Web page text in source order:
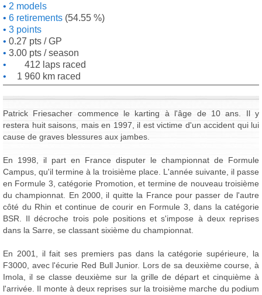
2 models
6 retirements (54.55 %)
3 points
0.27 pts / GP
3.00 pts / season
412 laps raced
1 960 km raced
Patrick Friesacher commence le karting à l'âge de 10 ans. Il y
restera huit saisons, mais en 1997, il est victime d'un accident qui lui
cause de graves blessures aux jambes.
En 1998, il part en France disputer le championnat de Formule
Campus, qu'il termine à la troisième place. L'année suivante, il passe
en Formule 3, catégorie Promotion, et termine de nouveau troisième
du championnat. En 2000, il quitte la France pour passer de l'autre
côté du Rhin et continue de courir en Formule 3, dans la catégorie
BSR. Il décroche trois pole positions et s'impose à deux reprises
dans la Sarre, se classant sixième du championnat.
En 2001, il fait ses premiers pas dans la catégorie supérieure, la
F3000, avec l'écurie Red Bull Junior. Lors de sa deuxième course, à
Imola, il se classe deuxième sur la grille de départ et cinquième à
l'arrivée. Il monte à deux reprises sur la troisième marche du podium